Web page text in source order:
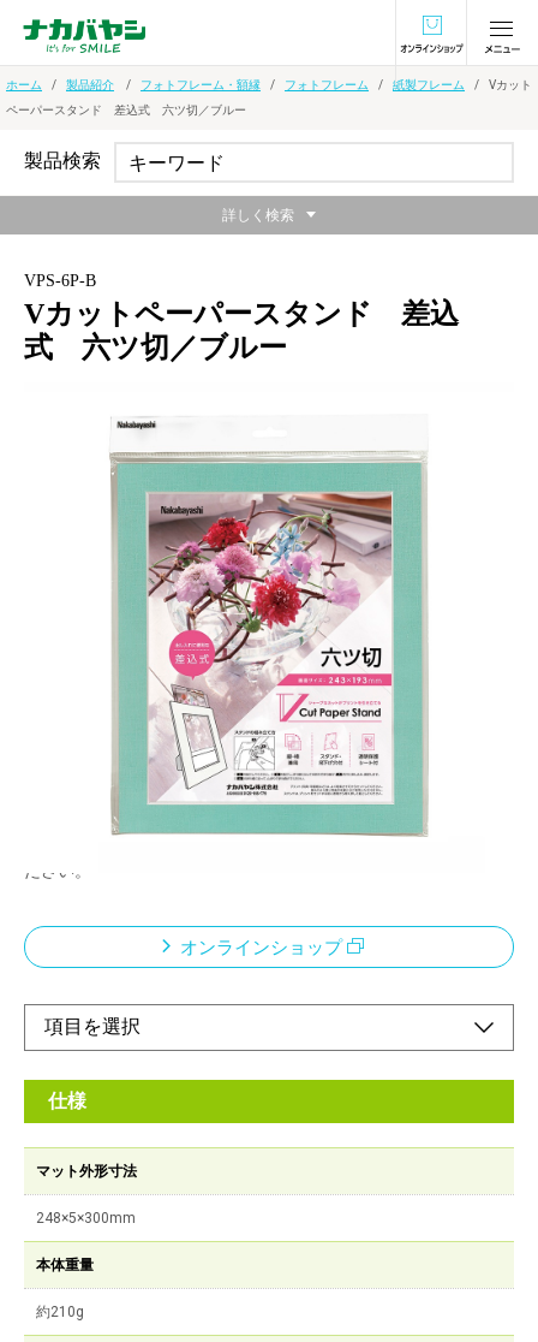
オンラインショ
ホーム 製品紹介 フォトフレーム・額縁 フォトフレーム 紙製フレーム
Vカット
ペーパースタンド 差込式 六ツ切／ブルー
VPS-6P-B
Vカットペーパースタンド 差込
式 六ツ切／ブルー
プリントの出し入れに便利な差込式を採用
メーカー希望小売価格：
差込式の為、繰り返しご使用いただけます。プリントと保護シー
トは上部スリットから出し入れします。キャンバスのような質感
でインテリアとしてもギフトとしても使いやすい風合いの紙を採
<ご使用上の注意>
透明板の両面に保護フィルムがついています。はがしてご使用く
ださい。
オンラインショップ
仕様
マット外形寸法
248×5×300mm
本体重量
約210g
製品検索
詳しく検索